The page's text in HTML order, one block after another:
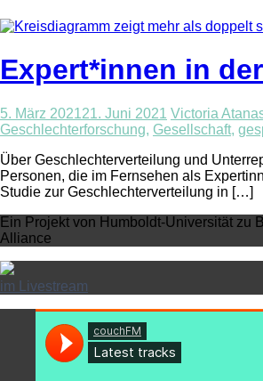
Expert*innen in
5. März 202121. Juni 2021 Victoria
Geschlechterforschung, Gesellschaft,
Über Geschlechterverteilung und
Personen, die im Fernsehen als
Studie zur Geschlechterverteilung in […]
Ein Projekt von Humboldt-Universität zu
Alliance
im Livestream